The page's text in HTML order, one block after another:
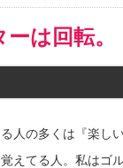
は回転。
人の多くは『楽し
えてる人。私はゴ